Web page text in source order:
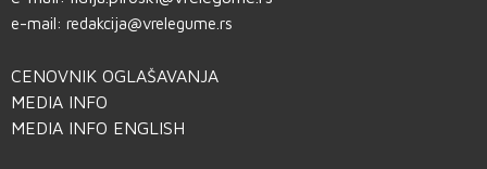
e-mail: redakcija@vrelegume.rs
CENOVNIK OGLAŠAVANJA
MEDIA INFO
MEDIA INFO ENGLISH